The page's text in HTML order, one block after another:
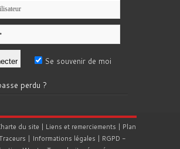
Se souvenir de moi
perdu ?
du site | Liens et remerciements | Plan
| Informations légales | RGPD -